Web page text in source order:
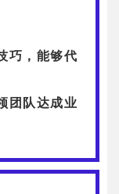
巧，能够代
团队达成业